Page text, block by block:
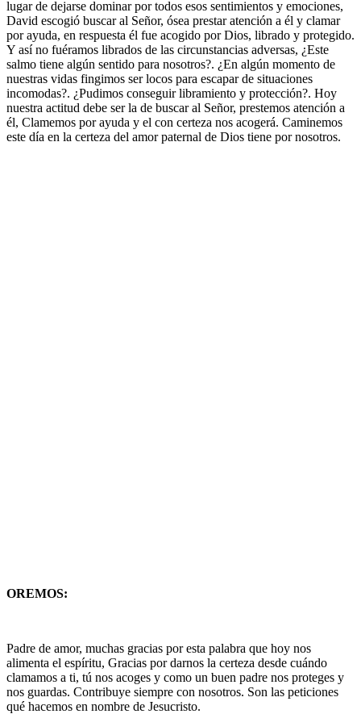
lugar de dejarse dominar por todos esos sentimientos y emociones,
David escogió buscar al Señor, ósea prestar atención a él y clamar
por ayuda, en respuesta él fue acogido por Dios, librado y protegido.
Y así no fuéramos librados de las circunstancias adversas, ¿Este
salmo tiene algún sentido para nosotros?. ¿En algún momento de
nuestras vidas fingimos ser locos para escapar de situaciones
incomodas?. ¿Pudimos conseguir libramiento y protección?. Hoy
nuestra actitud debe ser la de buscar al Señor, prestemos atención a
él, Clamemos por ayuda y el con certeza nos acogerá. Caminemos
este día en la certeza del amor paternal de Dios tiene por nosotros.
OREMOS:
Padre de amor, muchas gracias por esta palabra que hoy nos
alimenta el espíritu, Gracias por darnos la certeza desde cuándo
clamamos a ti, tú nos acoges y como un buen padre nos proteges y
nos guardas. Contribuye siempre con nosotros. Son las peticiones
qué hacemos en nombre de Jesucristo.